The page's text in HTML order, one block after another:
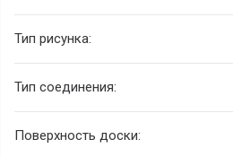
Тип рисунка:
Тип соединения:
Поверхность доски: